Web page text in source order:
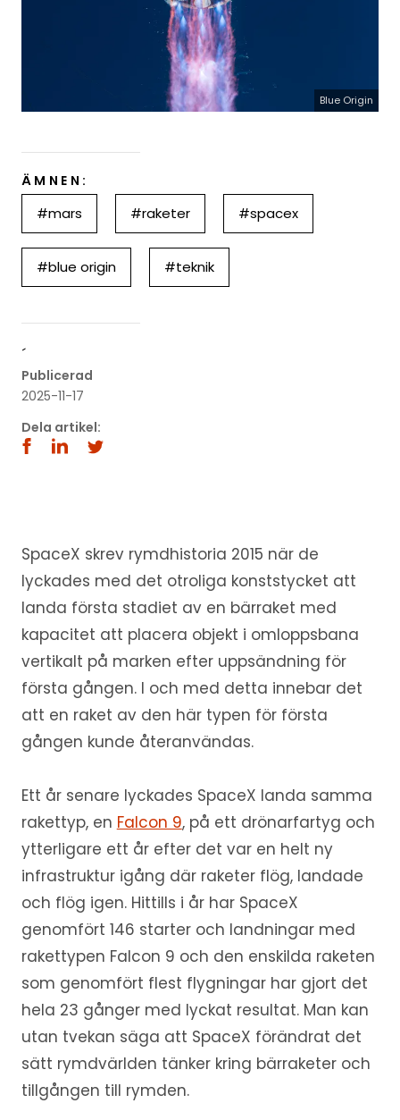
Blue Origin
ÄMNEN:
#mars #raketer #spacex
#blue origin #teknik
´
Publicerad
2025-11-17
Dela artikel:
SpaceX skrev rymdhistoria 2015 när de
lyckades med det otroliga konststycket att
landa första stadiet av en bärraket med
kapacitet att placera objekt i omloppsbana
vertikalt på marken efter uppsändning för
första gången. I och med detta innebar det
att en raket av den här typen för första
gången kunde återanvändas.
Ett år senare lyckades SpaceX landa samma
rakettyp, en Falcon 9, på ett drönarfartyg och
ytterligare ett år efter det var en helt ny
infrastruktur igång där raketer flög, landade
och flög igen. Hittills i år har SpaceX
genomfört 146 starter och landningar med
rakettypen Falcon 9 och den enskilda raketen
som genomfört flest flygningar har gjort det
hela 23 gånger med lyckat resultat. Man kan
utan tvekan säga att SpaceX förändrat det
sätt rymdvärlden tänker kring bärraketer och
tillgången till rymden.